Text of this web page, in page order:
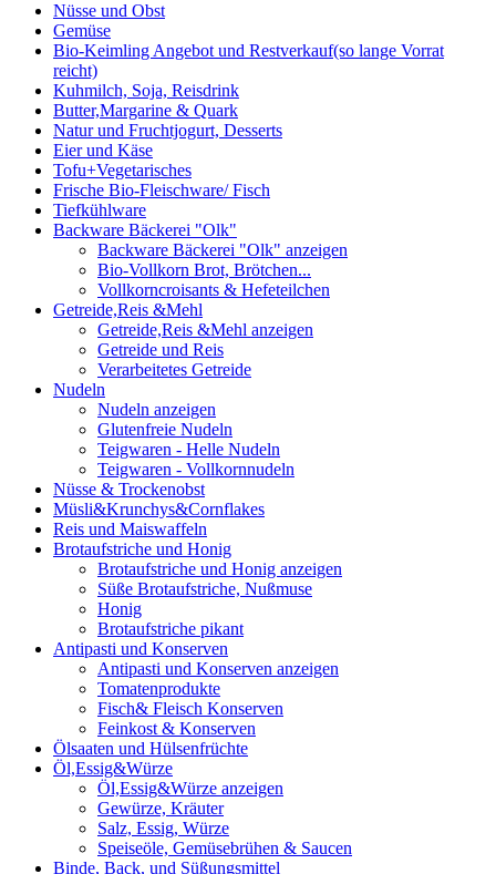
Nüsse und Obst
Gemüse
Bio-Keimling Angebot und Restverkauf(so lange Vorrat
reicht)
Kuhmilch, Soja, Reisdrink
Butter,Margarine & Quark
Natur und Fruchtjogurt, Desserts
Eier und Käse
Tofu+Vegetarisches
Frische Bio-Fleischware/ Fisch
Tiefkühlware
Backware Bäckerei "Olk"
Backware Bäckerei "Olk" anzeigen
Bio-Vollkorn Brot, Brötchen...
Vollkorncroisants & Hefeteilchen
Getreide,Reis &Mehl
Getreide,Reis &Mehl anzeigen
Getreide und Reis
Verarbeitetes Getreide
Nudeln
Nudeln anzeigen
Glutenfreie Nudeln
Teigwaren - Helle Nudeln
Teigwaren - Vollkornnudeln
Nüsse & Trockenobst
Müsli&Krunchys&Cornflakes
Reis und Maiswaffeln
Brotaufstriche und Honig
Brotaufstriche und Honig anzeigen
Süße Brotaufstriche, Nußmuse
Honig
Brotaufstriche pikant
Antipasti und Konserven
Antipasti und Konserven anzeigen
Tomatenprodukte
Fisch& Fleisch Konserven
Feinkost & Konserven
Ölsaaten und Hülsenfrüchte
Öl,Essig&Würze
Öl,Essig&Würze anzeigen
Gewürze, Kräuter
Salz, Essig, Würze
Speiseöle, Gemüsebrühen & Saucen
Binde, Back, und Süßungsmittel